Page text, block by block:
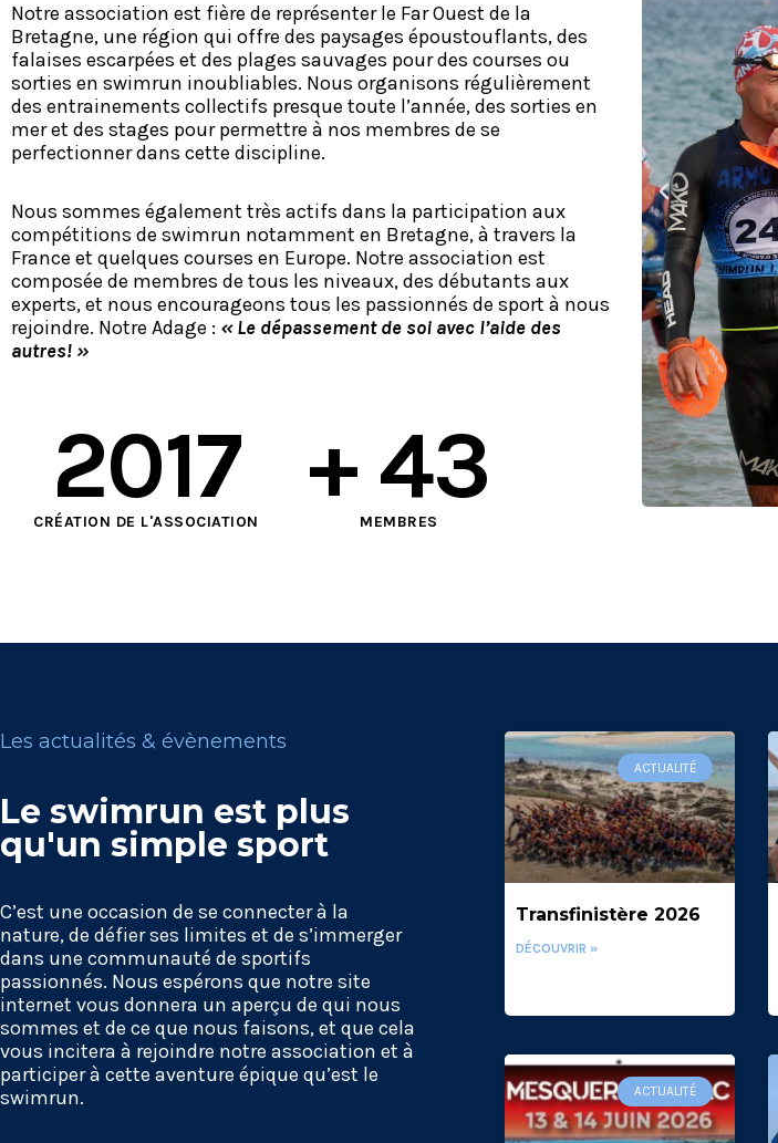
Notre association est fière de représenter le Far Ouest de la
Bretagne, une région qui offre des paysages époustouflants, des
falaises escarpées et des plages sauvages pour des courses ou
sorties en swimrun inoubliables. Nous organisons régulièrement
des entrainements collectifs presque toute l’année, des sorties en
mer et des stages pour permettre à nos membres de se
perfectionner dans cette discipline.
Nous sommes également très actifs dans la participation aux
compétitions de swimrun notamment en Bretagne, à travers la
France et quelques courses en Europe. Notre association est
composée de membres de tous les niveaux, des débutants aux
experts, et nous encourageons tous les passionnés de sport à nous
rejoindre. Notre Adage : « Le dépassement de soi avec l’aide des
autres! »
CRÉATION DE L'ASSOCIATION
2017
MEMBRES
+ 43
Les actualités & évènements
Le swimrun est plus
qu'un simple sport
C’est une occasion de se connecter à la
nature, de défier ses limites et de s’immerger
dans une communauté de sportifs
passionnés. Nous espérons que notre site
internet vous donnera un aperçu de qui nous
sommes et de ce que nous faisons, et que cela
vous incitera à rejoindre notre association et à
participer à cette aventure épique qu’est le
swimrun.
ACTUALITÉ
Transfinistère 2026
DÉCOUVRIR »
ACTUALITÉ